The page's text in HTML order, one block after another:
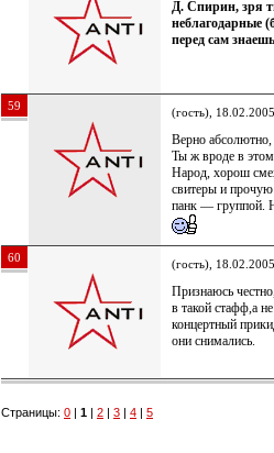
Д. Спирин, зря
неблагодарные
перед сам
59 (гость),
Верно
Ты ж вроде в
Народ, хорош
свитеры и
панк — группой.
60 (гость),
Признаюсь
в такой стафф,а
концертный
они снимались.
Страницы: 0 | 1 | 2 | 3 | 4 | 5